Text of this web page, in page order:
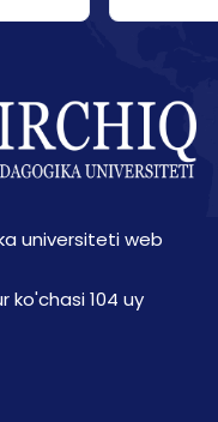
universiteti web
ko'chasi 104 uy